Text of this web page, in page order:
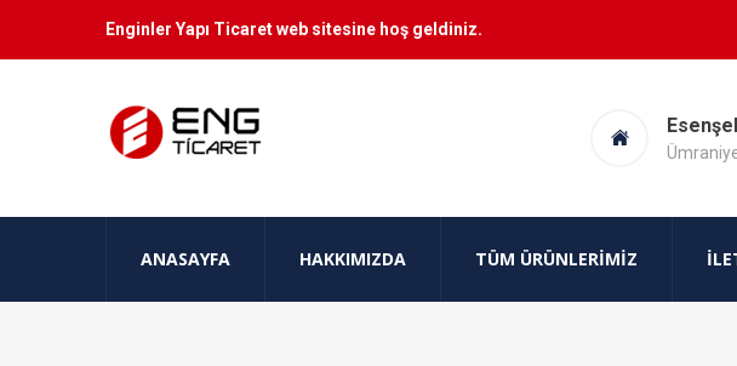
Enginler Yapı Ticaret web sitesine hoş geldiniz.
ANASAYFA HAKKIMIZDA TÜM ÜRÜNLERIMIZ